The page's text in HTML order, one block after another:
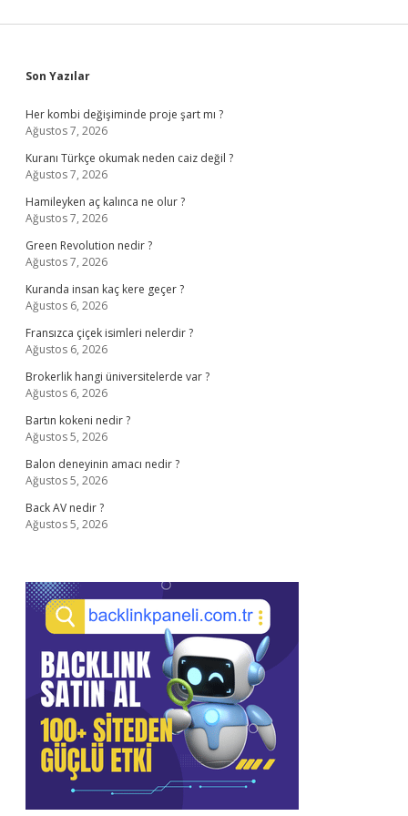
Sidebar
Son Yazılar
Her kombi değişiminde proje şart mı ?
Ağustos 7, 2026
Kuranı Türkçe okumak neden caiz değil ?
Ağustos 7, 2026
Hamileyken aç kalınca ne olur ?
Ağustos 7, 2026
Green Revolution nedir ?
Ağustos 7, 2026
Kuranda insan kaç kere geçer ?
Ağustos 6, 2026
Fransızca çiçek isimleri nelerdir ?
Ağustos 6, 2026
Brokerlik hangi üniversitelerde var ?
Ağustos 6, 2026
Bartın kokeni nedir ?
Ağustos 5, 2026
Balon deneyinin amacı nedir ?
Ağustos 5, 2026
Back AV nedir ?
Ağustos 5, 2026